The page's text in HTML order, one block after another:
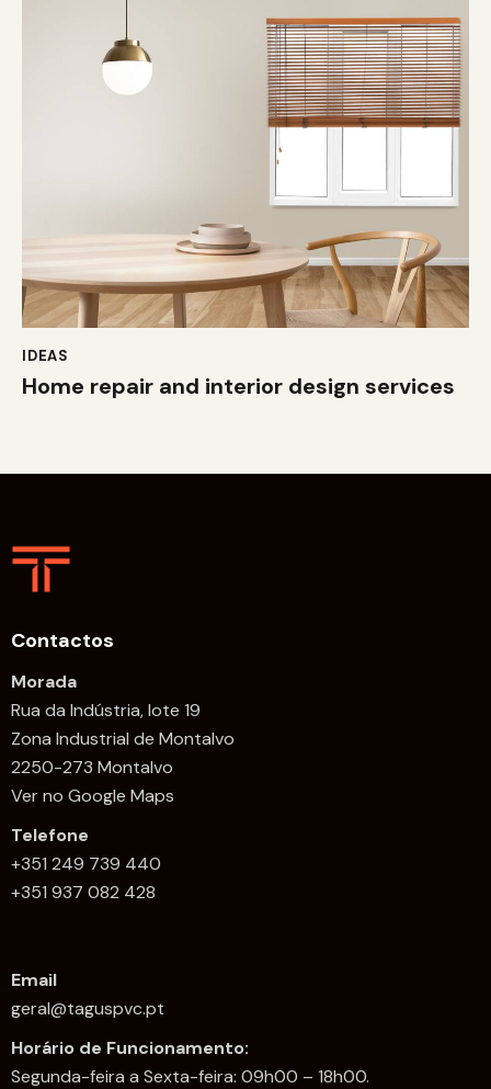
IDEAS
Home repair and interior design services
Contactos
Morada
Rua da Indústria, lote 19
Zona Industrial de Montalvo
2250-273 Montalvo
Ver no Google Maps
Telefone
+351 249 739 440
+351 937 082 428
Email
geral@taguspvc.pt
Horário de Funcionamento:
Segunda-feira a Sexta-feira: 09h00 – 18h00.